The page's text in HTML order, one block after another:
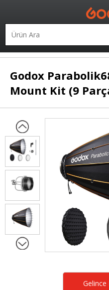
Godox
Mount Kit (9
Gelince